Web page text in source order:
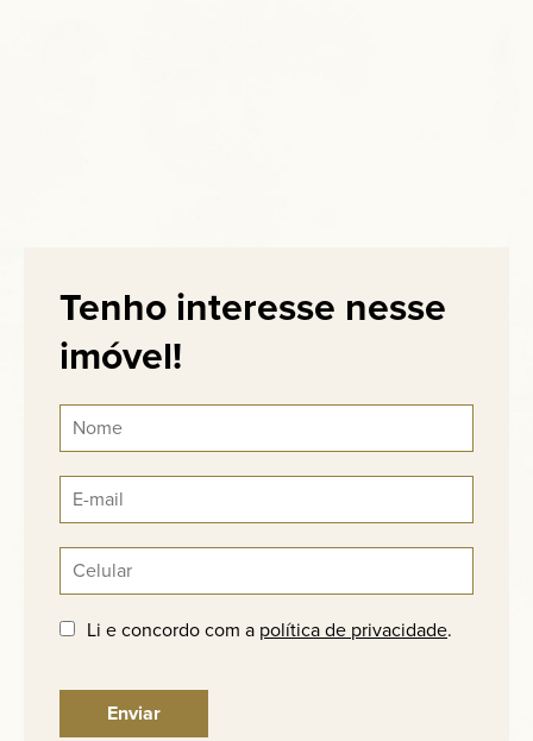
Tenho interesse nesse
imóvel!
Li e concordo com a política de privacidade.